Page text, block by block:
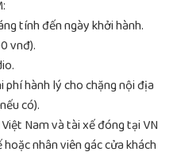
tính đến ngày khởi hành.
vnđ).
phí hành lý cho chặng nội địa
có).
Nam và tài xế đóng tại VN
nhân viên gác cửa khách